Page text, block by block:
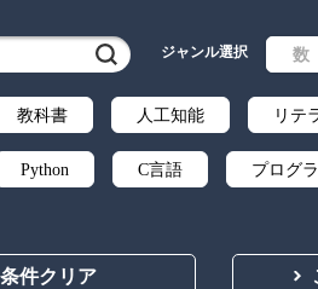
検索
ジャンル選択 数
教科書 人工知能 リテ
Python C言語 プログ
群論・環論
条件クリア